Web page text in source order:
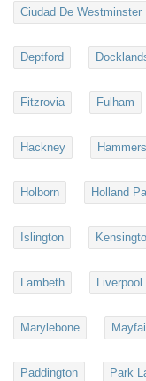
Ciudad De Westminster
Deptford
Fitzrovia Fulham
Hackney
Holborn Holland
Islington
Lambeth
Marylebone
Paddington Park